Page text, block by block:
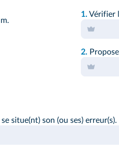
1. Vérifier
2.
situe(nt) son (ou ses) erreur(s).